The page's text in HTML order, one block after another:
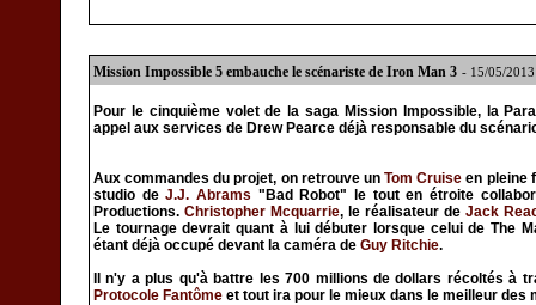
Mission Impossible 5 embauche le scénariste de Iron Man 3 - 15/05/
Pour le cinquième volet de la saga Mission Impossible, la
appel aux services de Drew Pearce déjà responsable du
Aux commandes du projet, on retrouve unTom Cruise en pleine
studio deJ.J. Abrams "Bad Robot" le tout en étroite
Productions. Christopher Mcquarrie, le réalisateur de Jack
Le tournage devrait quant à lui débuter lorsque celui de The
étant déjà occupé devant la caméra de Guy Ritchie.
Il n'y a plus qu'à battre les 700 millions de dollars récoltés à
Protocole Fantôme et tout ira pour le mieux dans le meilleur des